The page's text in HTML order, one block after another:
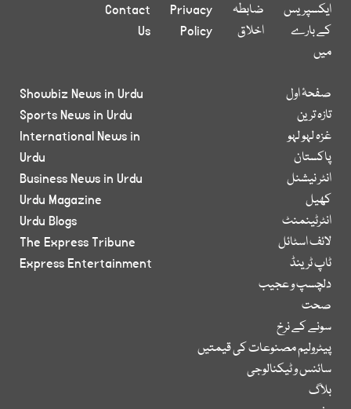
ایکسپریس
کے بارے
میں
ضابطہ
اخلاق
Privacy
Policy
Contact
Us
صفحۂ اول
تازہ ترین
غزہ لہو لہو
پاکستان
انٹر نیشنل
کھیل
انٹرٹینمنٹ
لائف اسٹائل
ٹاپ ٹرینڈ
دلچسپ و عجیب
صحت
سونے کے نرخ
پیٹرولیم مصنوعات کی قیمتیں
سائنس و ٹیکنالوجی
بلاگ
Showbiz News in Urdu
Sports News in Urdu
International News in
Urdu
Business News in Urdu
Urdu Magazine
Urdu Blogs
The Express Tribune
Express Entertainment